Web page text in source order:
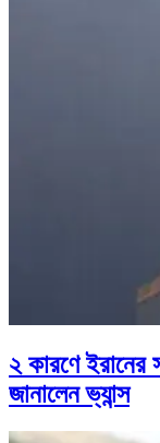
২ কারণে ইরানের
জানালেন ভ্যান্স